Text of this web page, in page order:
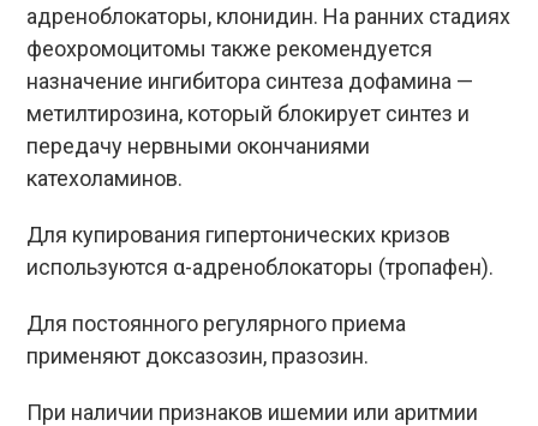
адреноблокаторы, клонидин. На ранних стадиях
феохромоцитомы также рекомендуется
назначение ингибитора синтеза дофамина —
метилтирозина, который блокирует синтез и
передачу нервными окончаниями
катехоламинов.
Для купирования гипертонических кризов
используются α-адреноблокаторы (тропафен).
Для постоянного регулярного приема
применяют доксазозин, празозин.
При наличии признаков ишемии или аритмии